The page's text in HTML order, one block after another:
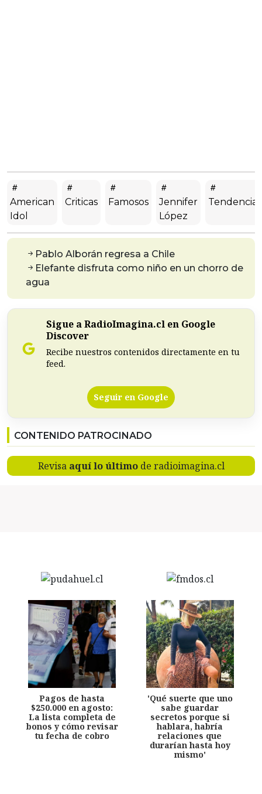
American
Idol
Criticas Famosos
Jennifer
López
Tendencias
Pablo Alborán regresa a Chile
Elefante disfruta como niño en un chorro de
agua
Sigue a RadioImagina.cl en Google
Discover
Recibe nuestros contenidos directamente en tu
feed.
Seguir en Google
CONTENIDO PATROCINADO
Revisa aquí lo últimode radioimagina.cl
Pagos de hasta
$250.000 en agosto:
La lista completa de
bonos y cómo revisar
tu fecha de cobro
'Qué suerte que uno
sabe guardar
secretos porque si
hablara, habría
relaciones que
durarían hasta hoy
mismo'